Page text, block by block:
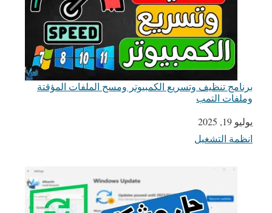
برنامج تنظيف وتسريع الكمبيوتر ومسح الملفات المؤقتة
وملفات التمب
التاريخ
يوليو 19, 2025
في ما يتعلق بما يأتي
انظمة التشغيل